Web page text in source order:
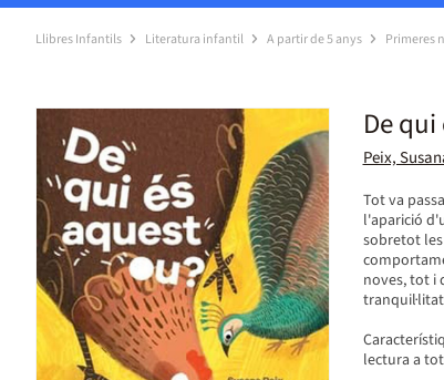
Llibres Infantils Literatura infantil A partir de 5 anys Primeres
De
Peix,
Tot va
l'aparició
sobretot
noves, tot i
lectura a